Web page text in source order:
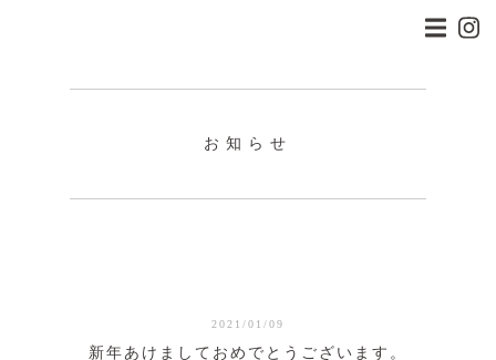
お知らせ
2021/01/09
新年あけましておめでとうございます。